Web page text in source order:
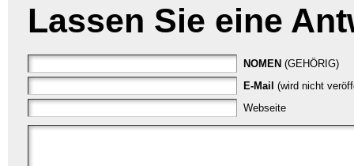
Lassen Sie eine
NOMEN (GEHÖRIG)
E-Mail (wird nicht
Webseite